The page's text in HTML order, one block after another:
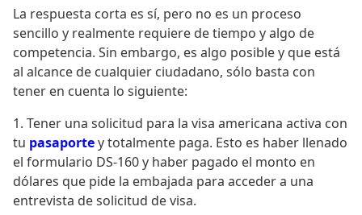
La respuesta corta es sí, pero no es un proceso
sencillo y realmente requiere de tiempo y algo de
competencia. Sin embargo, es algo posible y que está
al alcance de cualquier ciudadano, sólo basta con
tener en cuenta lo siguiente:
1. Tener una solicitud para la visa americana activa con
tu pasaportey totalmente paga. Esto es haber llenado
el formulario DS-160 y haber pagado el monto en
dólares que pide la embajada para acceder a una
entrevista de solicitud de visa.